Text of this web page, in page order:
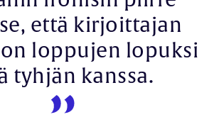
että kirjoittajan
loppujen lopuksi
tyhjän kanssa.